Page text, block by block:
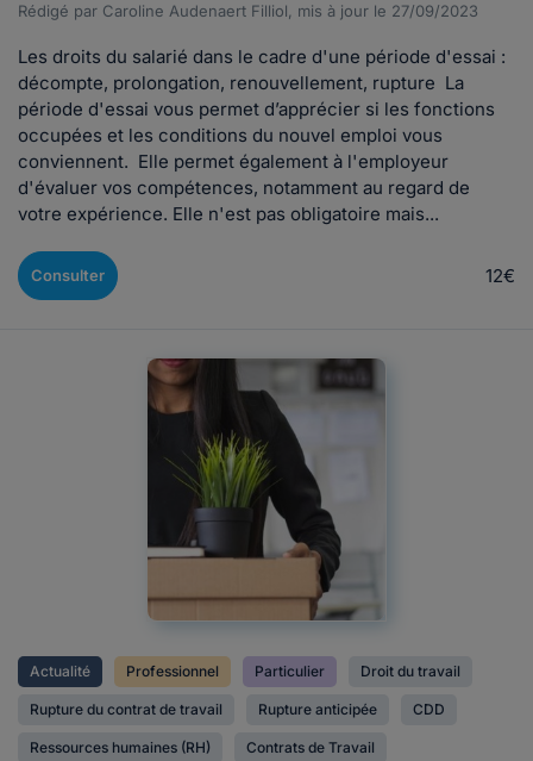
Rédigé par Caroline Audenaert Filliol, mis à jour le 27/09/2023
Les droits du salarié dans le cadre d'une période d'essai :
décompte, prolongation, renouvellement, rupture La
période d'essai vous permet d’apprécier si les fonctions
occupées et les conditions du nouvel emploi vous
conviennent. Elle permet également à l'employeur
d'évaluer vos compétences, notamment au regard de
votre expérience. Elle n'est pas obligatoire mais...
Consulter 12€
Actualité Professionnel Particulier Droit du travail
Rupture du contrat de travail Rupture anticipée CDD
Ressources humaines (RH) Contrats de Travail